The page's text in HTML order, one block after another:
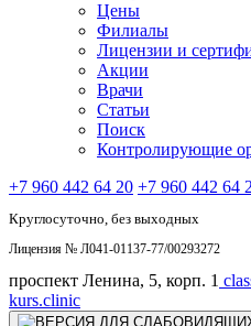
Цены
Филиалы
Лицензии и
Акции
Врачи
Статьи
Поиск
Контролирующие
+7 960 442 64 20 +7 960 442 64
Круглосуточно, без выходных
Лицензия № Л041-01137-77/00293272
проспект Ленина, 5, корп. 1
kurs.clinic